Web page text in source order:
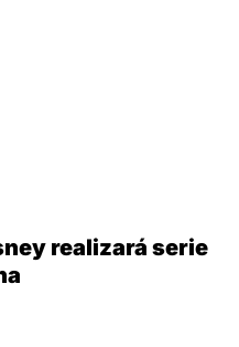
realizará serie